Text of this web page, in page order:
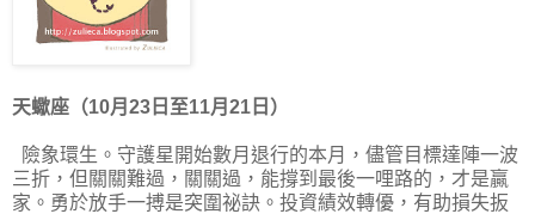
天蠍座（10月23日至11月21日）
險象環生。守護星開始數月退行的本月，儘管目標達陣一波
三折，但關關難過，關關過，能撐到最後一哩路的，才是贏
家。勇於放手一搏是突圍祕訣。投資績效轉優，有助損失扳